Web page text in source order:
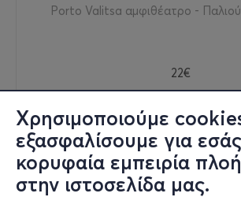
Χρησιμοποιούμε
εξασφαλίσουμε για
κορυφαία εμπειρία
στην ιστοσελίδα μας.
Porto Valitsa αμφιθέατρο -
22€
Εισιτήρια